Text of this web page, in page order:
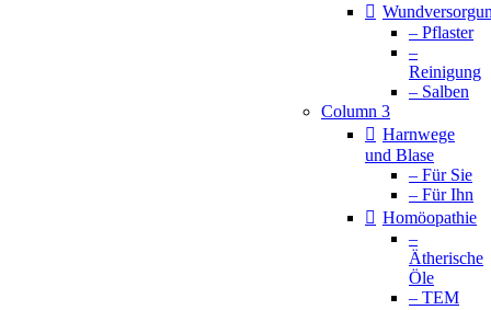
– Pflaster
–
Reinigung
– Salben
Column 3
Harnwege
und Blase
– Für Sie
– Für Ihn
Homöopathie
–
Ätherische
Öle
– TEM